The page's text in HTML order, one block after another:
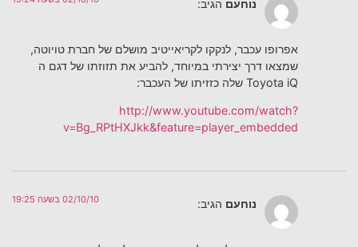
נוחעם הגיב:
אפרופו עכבר, לנקקו לקריאייטיב מושלם של חברת טויוטה,
שמצאו דרך יצירתי במיוחד, להביע את תזוזתו של דגם ה
Toyota iQ שלה כזזיתו של העכבר:
http://www.youtube.com/watch?
v=Bg_RPtHXJkk&feature=player_embedded
נוחעם הגיב: 02/10/10 בשעה 19:25